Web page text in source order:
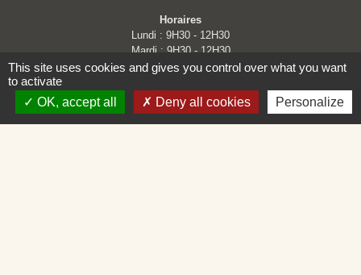
Horaires
Lundi : 9H30 - 12H30
Mardi : 9H30 - 12H30
Mercredi : Fermé
Vendredi : 9H30 - 12H30 et 14H - 16H30
This site uses cookies and gives you control over what you want
to activate
OK, accept all
Deny all cookies Personalize